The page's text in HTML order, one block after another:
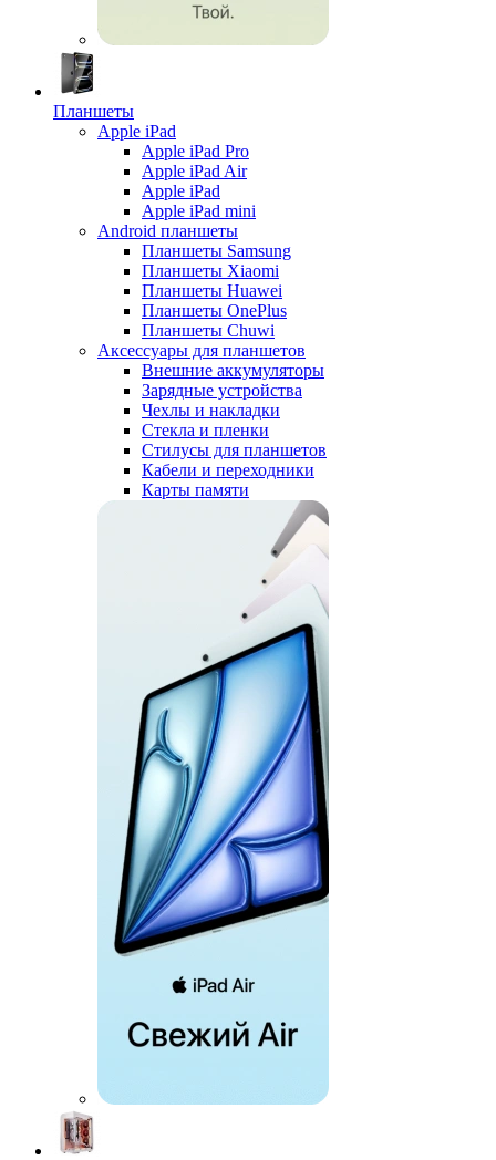
Планшеты
Apple iPad
Apple iPad Pro
Apple iPad Air
Apple iPad
Apple iPad mini
Android планшеты
Планшеты Samsung
Планшеты Xiaomi
Планшеты Huawei
Планшеты OnePlus
Планшеты Chuwi
Аксессуары для планшетов
Внешние аккумуляторы
Зарядные устройства
Чехлы и накладки
Стекла и пленки
Стилусы для планшетов
Кабели и переходники
Карты памяти